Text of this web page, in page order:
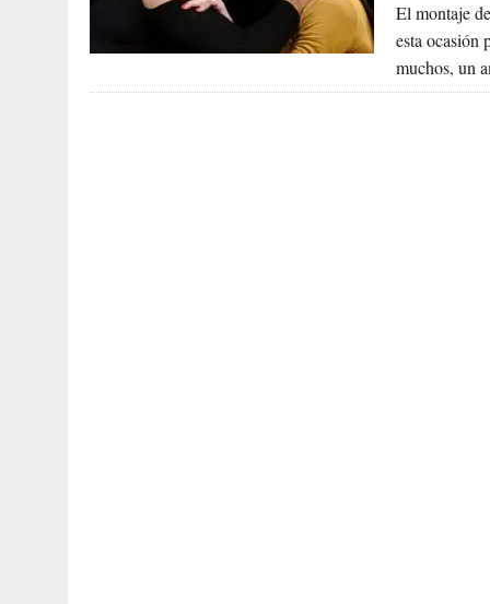
El montaje
esta ocasión
muchos, un